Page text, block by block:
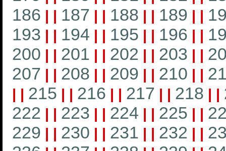
186 | | 187 | | 188 | | 189 | |
193 | | 194 | | 195 | | 196 | |
200 | | 201 | | 202 | | 203 | |
207 | | 208 | | 209 | | 210 | |
| | 215 | | 216 | | 217 | | 218 | |
222 | | 223 | | 224 | | 225 | |
229 | | 230 | | 231 | | 232 | |